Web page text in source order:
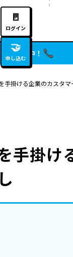
🚪
ログイン
🤝
申し込む
グ実施中！
手掛ける企業のカスタ
手掛け